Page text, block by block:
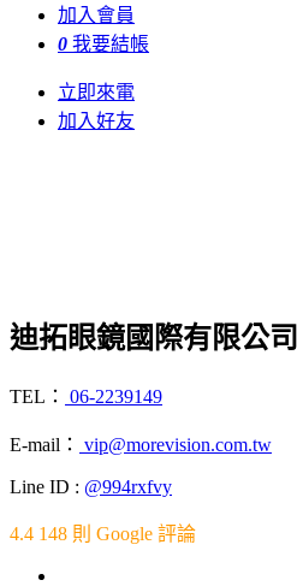
加入會員
0 我要結帳
立即來電
加入好友
迪拓眼鏡國際有限公司
TEL： 06-2239149
E-mail： vip@morevision.com.tw
Line ID : @994rxfvy
4.4 148 則 Google 評論